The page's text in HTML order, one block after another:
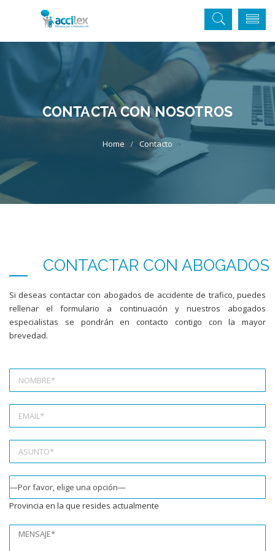
CONTACTA CON NOSOTROS
Contacto
CONTACTAR CON ABOGADOS
Si deseas contactar con abogados de accidente de trafico, puedes
rellenar el formulario a continuación y nuestros abogados
especialistas se pondrán en contacto contigo con la mayor
brevedad.
Provincia en la que resides actualmente